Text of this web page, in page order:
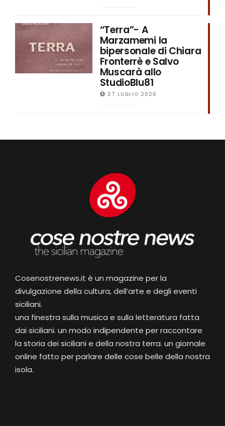
“Terra”- A
Marzamemi la
bipersonale di Chiara
Fronterrè e Salvo
Muscarà allo
StudioBlu81
27 LUGLIO 2026
Cosenostrenews.it è un magazine per la
divulgazione della cultura, dell’arte e degli eventi
siciliani.
una finestra sulla musica e sulla letteratura fatta
dai siciliani. un modo indipendente per raccontare
la storia dei siciliani e della nostra terra. un giornale
online fatto per parlare delle cose belle della nostra
isola.